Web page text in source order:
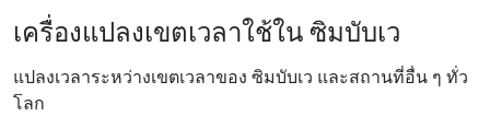
เครื่องแปลงเขตเวลาใช้ใน ซิมบับเว
แปลงเวลาระหว่างเขตเวลาของ ซิมบับเว และสถานที่อื่น ๆ ทั่ว
โลก